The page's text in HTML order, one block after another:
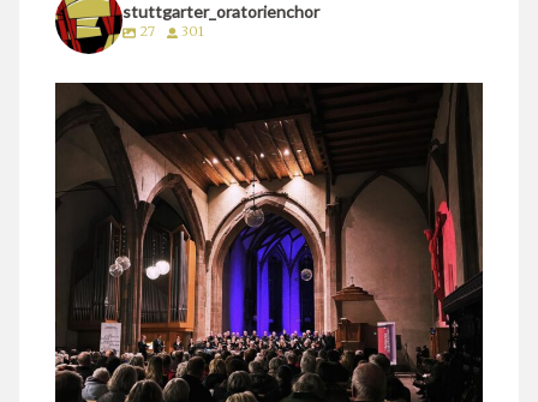
stuttgarter_oratorienchor
27 301
stuttgarter_oratorienchor
März 24